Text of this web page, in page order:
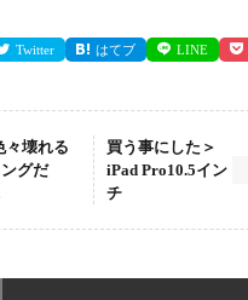
Twitter はてブ LINE
々壊れる
グだ
買う事にした＞
iPad Pro10.5イン
チ